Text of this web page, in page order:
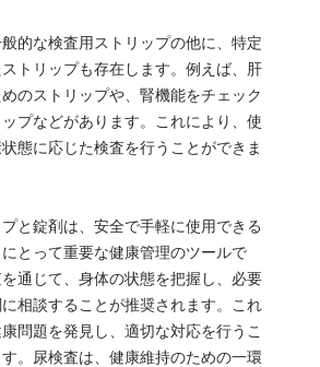
的な検査用ストリップの他に、特定
トリップも存在します。例えば、肝
のストリップや、腎機能をチェック
プなどがあります。これにより、使
態に応じた検査を行うことができま
と錠剤は、安全で手軽に使用できる
とって重要な健康管理のツールで
通じて、身体の状態を把握し、必要
相談することが推奨されます。これ
問題を発見し、適切な対応を行うこ
。尿検査は、健康維持のための一環